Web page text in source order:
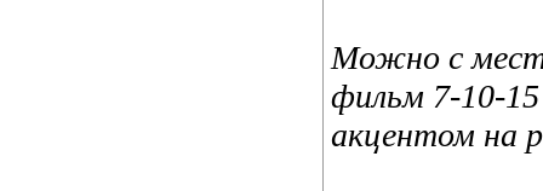
Можно с
фильм 7-10-
акцентом на